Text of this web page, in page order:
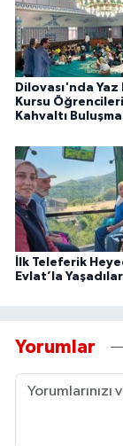
Dilovası'nda Yaz
Kursu
Kahvaltı
İlk Teleferik
Evlat’la Yaşadılar
Yorumlar